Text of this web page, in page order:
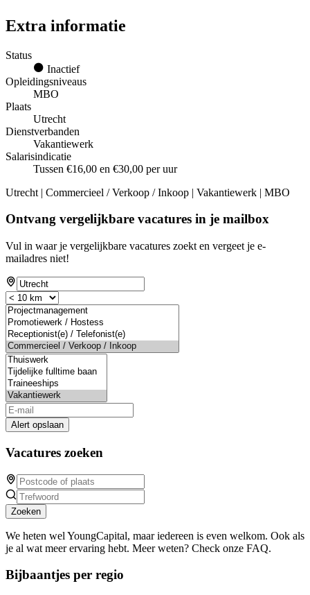
Extra informatie
Status
Inactief
Opleidingsniveaus
MBO
Plaats
Utrecht
Dienstverbanden
Vakantiewerk
Salarisindicatie
Tussen €16,00 en €30,00 per uur
Utrecht | Commercieel / Verkoop / Inkoop | Vakantiewerk | MBO
Ontvang vergelijkbare vacatures in je mailbox
Vul in waar je vergelijkbare vacatures zoekt en vergeet je e-
mailadres niet!
Alert opslaan
Vacatures zoeken
Zoeken
We heten wel YoungCapital, maar iedereen is even welkom. Ook als
je al wat meer ervaring hebt. Meer weten? Check onze FAQ.
Bijbaantjes per regio